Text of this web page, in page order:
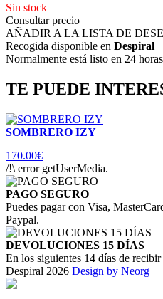
Sin stock
Consultar precio
AÑADIR A LA LISTA DE
Recogida disponible en Despiral
Normalmente está listo en 24
TE PUEDE
SOMBRERO IZY
170.00€
/!\ error getUserMedia.
PAGO SEGURO
Puedes pagar con Visa,
Paypal.
DEVOLUCIONES 15 DÍAS
En los siguientes 14 días de
Despiral 2026 Design by Neorg